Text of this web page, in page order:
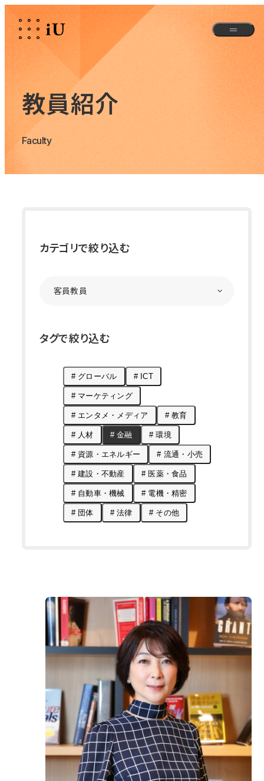
教員紹介
Faculty
カテゴリで絞り込む
タグで絞り込む
# グローバル # ICT
# マーケティング
# エンタメ・メディア # 教育
# 人材 # 金融 # 環境
# 資源・エネルギー # 流通・小売
# 建設・不動産 # 医薬・食品
# 自動車・機械 # 電機・精密
# 団体 # 法律 # その他